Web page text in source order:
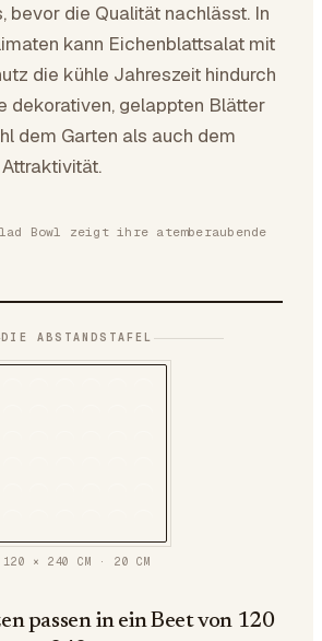
bevor die Qualität nachlässt. In
kann Eichenblattsalat mit
die kühle Jahreszeit hindurch
dekorativen, gelappten Blätter
dem Garten als auch dem
Bowl zeigt ihre atemberaubende
DIE ABSTANDSTAFEL
120 × 240 CM · 20 CM
passen in ein Beet von 120